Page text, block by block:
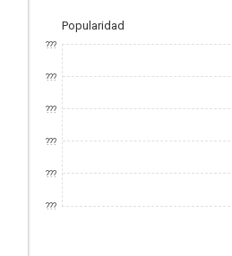
Popularidad
???
???
???
???
???
???